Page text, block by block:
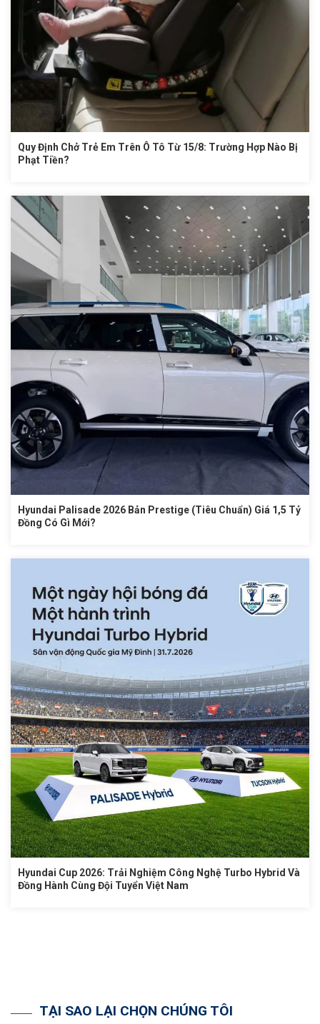
Quy Định Chở Trẻ Em Trên Ô Tô Từ 15/8: Trường Hợp Nào Bị
Phạt Tiền?
Hyundai Palisade 2026 Bản Prestige (Tiêu Chuẩn) Giá 1,5 Tỷ
Đồng Có Gì Mới?
Hyundai Cup 2026: Trải Nghiệm Công Nghệ Turbo Hybrid Và
Đồng Hành Cùng Đội Tuyển Việt Nam
TẠI SAO LẠI CHỌN CHÚNG TÔI